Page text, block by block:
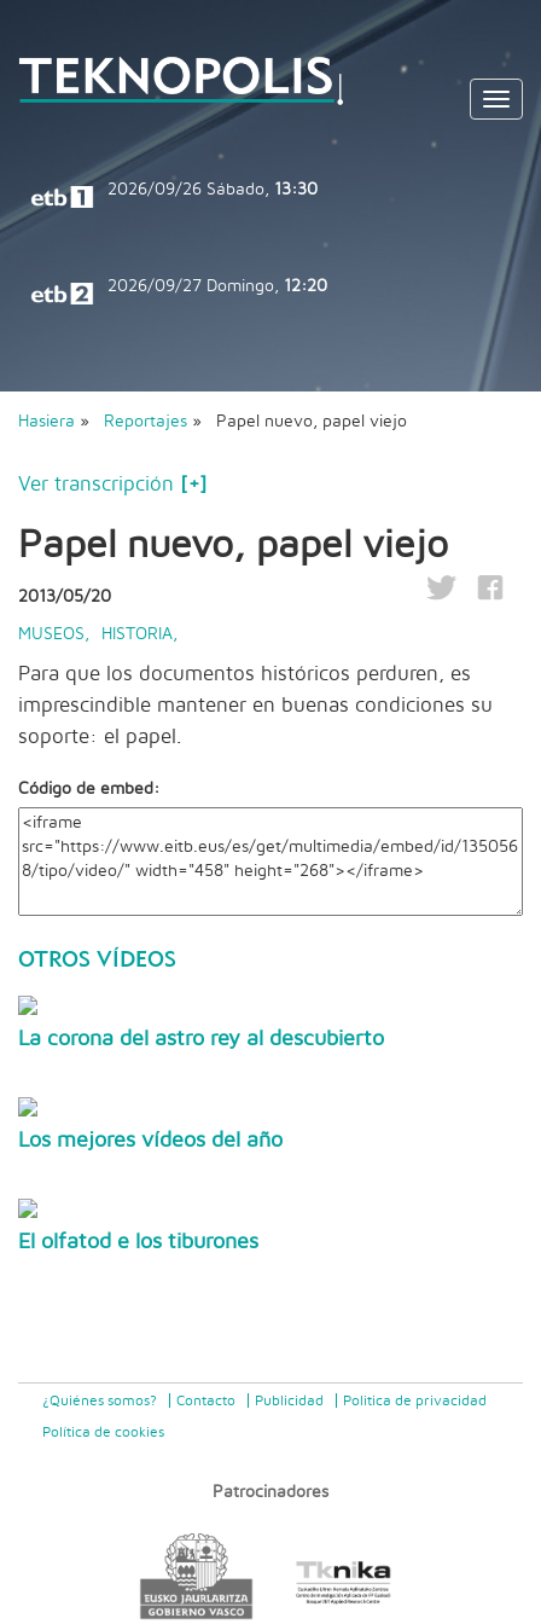
2026/09/26 Sábado, 13:30
2026/09/27 Domingo, 12:20
Hasiera » Reportajes » Papel nuevo, papel viejo
Ver transcripción [+]
Papel nuevo, papel viejo
2013/05/20
MUSEOS HISTORIA
Para que los documentos históricos perduren, es
imprescindible mantener en buenas condiciones su
soporte: el papel.
Código de embed:
OTROS VÍDEOS
La corona del astro rey al descubierto
Los mejores vídeos del año
El olfatod e los tiburones
¿Quiénes somos? Contacto Publicidad Politica de privacidad
Política de cookies
Patrocinadores